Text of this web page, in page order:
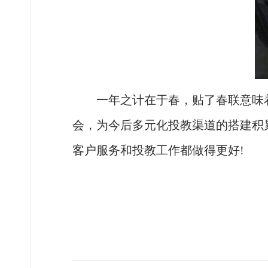
一年之计在于春，贴了春联意味
会，为今后多元化投教渠道的搭建
客户服务和投教工作都做得更好!